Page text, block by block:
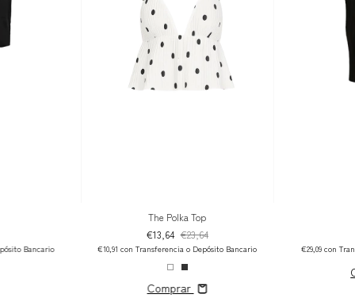
Bancario
The Polka Top
€13,64 €23,64
€10,91con Transferencia o Depósito Bancario
Comprar
€29,09con